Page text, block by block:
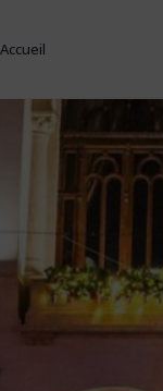
Accueil